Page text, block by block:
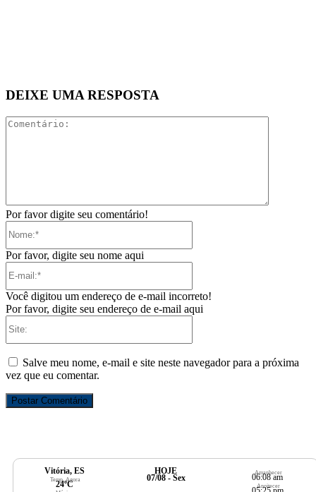
DEIXE UMA RESPOSTA
Por favor digite seu comentário!
Por favor, digite seu nome aqui
Você digitou um endereço de e-mail incorreto!
Por favor, digite seu endereço de e-mail aqui
Salve meu nome, e-mail e site neste navegador para a próxima
vez que eu comentar.
Vitória, ES
Temp. Agora
24ºC
HOJE
07/08 - Sex
Amanhecer
06:08 am
Anoitecer